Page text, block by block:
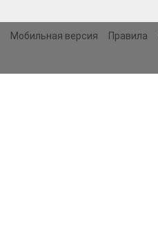
Мобильная версия Правила